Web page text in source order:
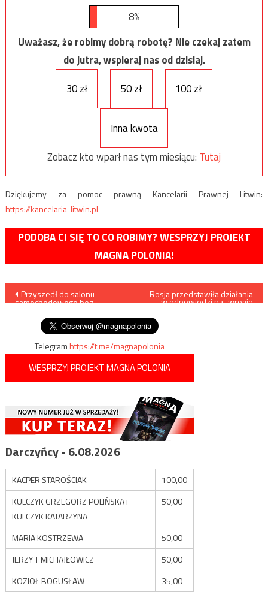
8%
Uważasz, że robimy dobrą robotę? Nie czekaj zatem
do jutra, wspieraj nas od dzisiaj.
30 zł
50 zł 100 zł
Inna kwota
Zobacz kto wparł nas tym miesiącu: Tutaj
Dziękujemy za pomoc prawną Kancelarii Prawnej Litwin:
https://kancelaria-litwin.pl
PODOBA CI SIĘ TO CO ROBIMY? WESPRZYJ PROJEKT
MAGNA POLONIA!
Nawigacja
wpisu
Przyszedł do salonu
samochodowego bez
Rosja przedstawiła działania
w odpowiedzi na „wrogie
Telegramhttps://t.me/magnapolonia
WESPRZYJ PROJEKT MAGNA POLONIA
Darczyńcy - 6.08.2026
KACPER STAROŚCIAK
100,00
KULCZYK GRZEGORZ POLIŃSKA i
KULCZYK KATARZYNA
50,00
MARIA KOSTRZEWA
50,00
JERZY T MICHAJŁOWICZ
50,00
KOZIOŁ BOGUSŁAW
35,00